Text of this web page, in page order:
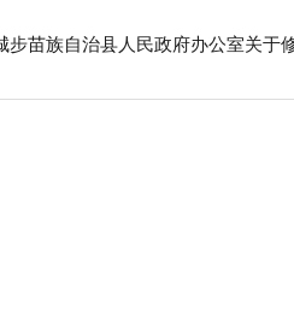
步苗族自治县人民政府办公室关